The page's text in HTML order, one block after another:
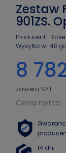
Zestaw
901ZS.
Producent:
Wysyłka w: 48
8
Cena netto:
14 dni